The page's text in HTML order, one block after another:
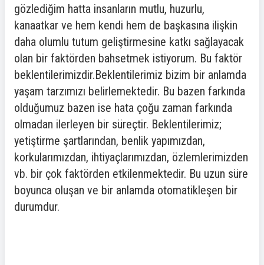
gözlediğim hatta insanların mutlu, huzurlu,
kanaatkar ve hem kendi hem de başkasına ilişkin
daha olumlu tutum geliştirmesine katkı sağlayacak
olan bir faktörden bahsetmek istiyorum. Bu faktör
beklentilerimizdir.Beklentilerimiz bizim bir anlamda
yaşam tarzımızı belirlemektedir. Bu bazen farkında
olduğumuz bazen ise hata çoğu zaman farkında
olmadan ilerleyen bir süreçtir. Beklentilerimiz;
yetiştirme şartlarından, benlik yapımızdan,
korkularımızdan, ihtiyaçlarımızdan, özlemlerimizden
vb. bir çok faktörden etkilenmektedir. Bu uzun süre
boyunca oluşan ve bir anlamda otomatikleşen bir
durumdur.